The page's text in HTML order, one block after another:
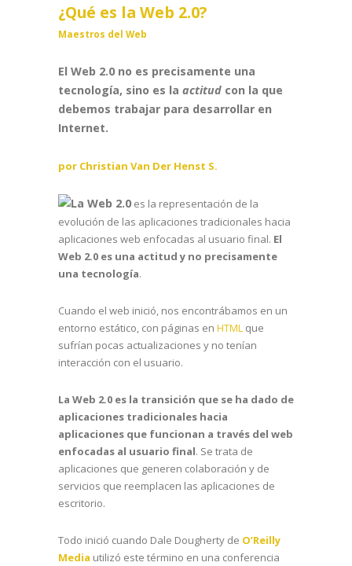
¿Qué es la Web 2.0?
Maestros del Web
El Web 2.0 no es precisamente una
tecnología, sino es la actitud con la que
debemos trabajar para desarrollar en
Internet.
por Christian Van Der Henst S.
La Web 2.0 es la representación de la
evolución de las aplicaciones tradicionales hacia
aplicaciones web enfocadas al usuario final. El
Web 2.0 es una actitud y no precisamente
una tecnología.
Cuando el web inició, nos encontrábamos en un
entorno estático, con páginas en HTML que
sufrían pocas actualizaciones y no tenían
interacción con el usuario.
La Web 2.0 es la transición que se ha dado de
aplicaciones tradicionales hacia
aplicaciones que funcionan a través del web
enfocadas al usuario final. Se trata de
aplicaciones que generen colaboración y de
servicios que reemplacen las aplicaciones de
escritorio.
Todo inició cuando Dale Dougherty de O’Reilly
Media utilizó este término en una conferencia